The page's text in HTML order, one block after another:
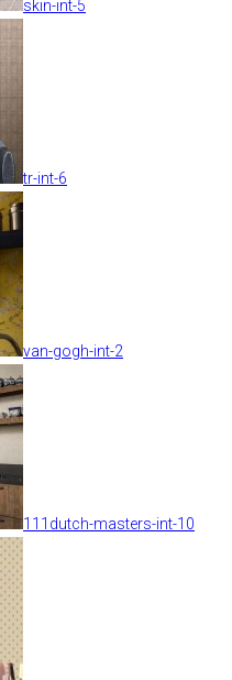
skin-int-5
tr-int-6
van-gogh-int-2
111dutch-masters-int-10